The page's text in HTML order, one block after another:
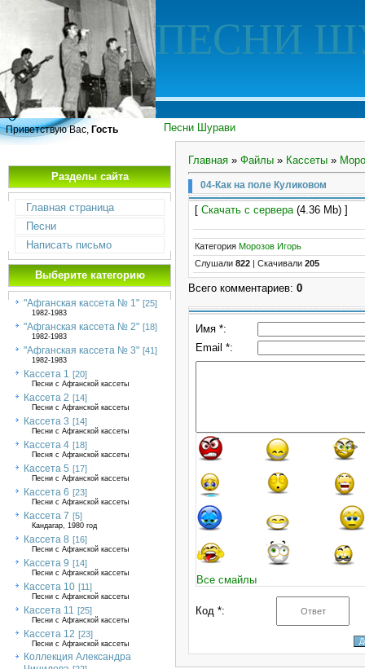
ПЕСНИ
Песни Шурави
Приветствую Вас, Гость
Разделы сайта
Главная страница
Песни
Написать письмо
Выберите категорию
"Афганская кассета № 1" [25]
1982-1983
"Афганская кассета № 2" [18]
1982-1983
"Афганская кассета № 3" [41]
1982-1983
Кассета 1 [20]
Песни с Афганской кассеты
Кассета 2 [14]
Песни с Афганской кассеты
Кассета 3 [14]
Песни с Афганской кассеты
Кассета 4 [18]
Песня с Афганской кассеты
Кассета 5 [17]
Песни с Афганской кассеты
Кассета 6 [23]
Песни с Афганской кассеты
Кассета 7 [5]
Кандагар, 1980 год
Кассета 8 [16]
Песни с Афганской кассеты
Кассета 9 [14]
Песни с Афганской кассеты
Кассета 10 [11]
Песни с Афганской кассеты
Кассета 11 [25]
Песни с Афганской кассеты
Кассета 12 [23]
Песни с Афганской кассеты
Коллекция Александра
Главная » Файлы » Кассеты »
04-Как на поле Куликовом
[ Скачать с сервера(4.36 Mb) ]
Категория Морозов Игорь
Слушали 822 Скачивали 205
Всего комментариев: 0
Имя *:
Email *:
Все смайлы
Код *: